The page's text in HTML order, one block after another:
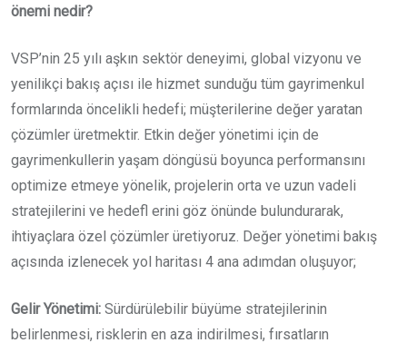
önemi nedir?
VSP’nin 25 yılı aşkın sektör deneyimi, global vizyonu ve
yenilikçi bakış açısı ile hizmet sunduğu tüm gayrimenkul
formlarında öncelikli hedefi; müşterilerine değer yaratan
çözümler üretmektir. Etkin değer yönetimi için de
gayrimenkullerin yaşam döngüsü boyunca performansını
optimize etmeye yönelik, projelerin orta ve uzun vadeli
stratejilerini ve hedefl erini göz önünde bulundurarak,
ihtiyaçlara özel çözümler üretiyoruz. Değer yönetimi bakış
açısında izlenecek yol haritası 4 ana adımdan oluşuyor;
Gelir Yönetimi: Sürdürülebilir büyüme stratejilerinin
belirlenmesi, risklerin en aza indirilmesi, fırsatların